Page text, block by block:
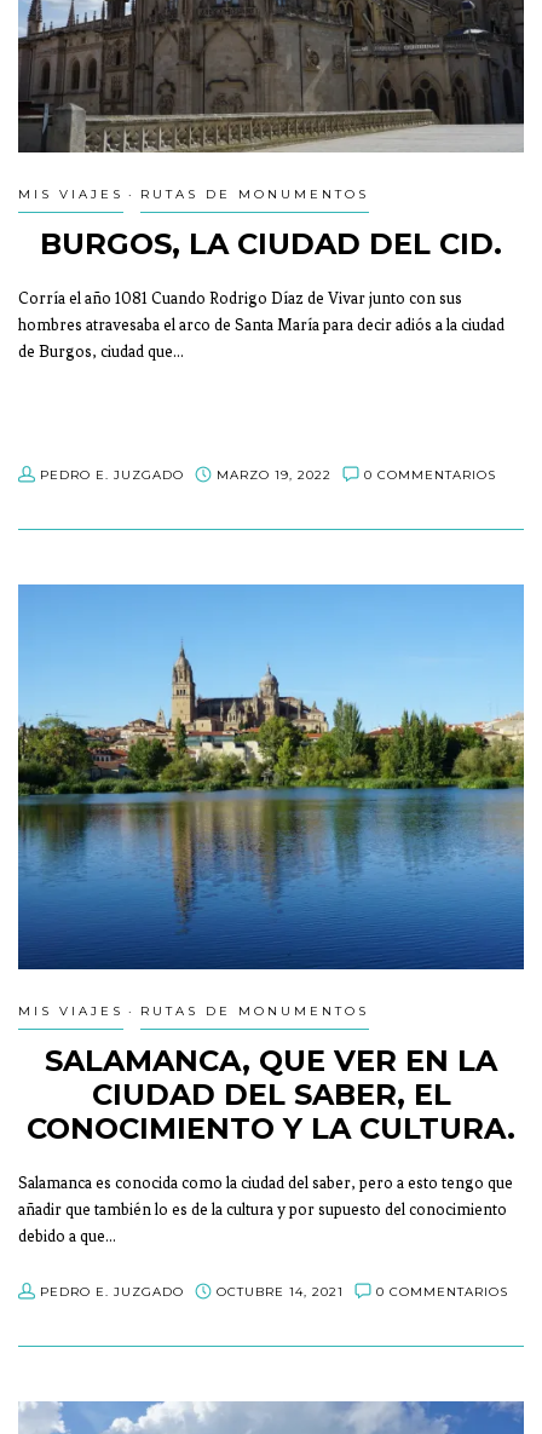
MIS VIAJES RUTAS DE MONUMENTOS
BURGOS, LA CIUDAD DEL CID.
Corría el año 1081 Cuando Rodrigo Díaz de Vivar junto con sus
hombres atravesaba el arco de Santa María para decir adiós a la ciudad
de Burgos, ciudad que…
PEDRO E. JUZGADO MARZO 19, 2022 0 COMMENTARIOS
MIS VIAJES RUTAS DE MONUMENTOS
SALAMANCA, QUE VER EN LA
CIUDAD DEL SABER, EL
CONOCIMIENTO Y LA CULTURA.
Salamanca es conocida como la ciudad del saber, pero a esto tengo que
añadir que también lo es de la cultura y por supuesto del conocimiento
debido a que…
PEDRO E. JUZGADO OCTUBRE 14, 2021 0 COMMENTARIOS